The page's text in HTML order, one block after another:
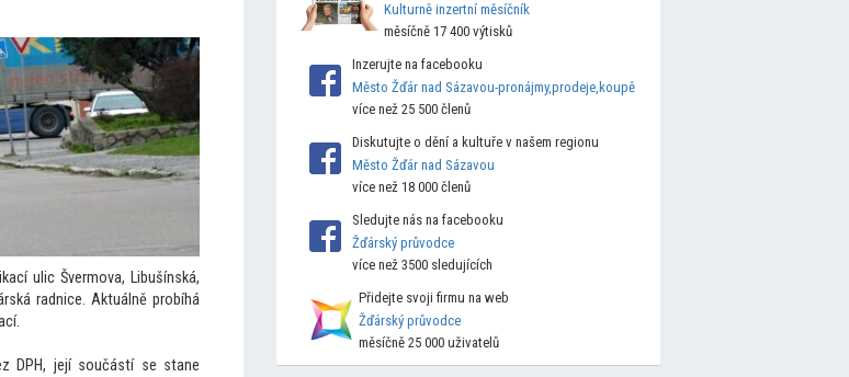
ulic Švermova, Libušínská,
radnice. Aktuálně probíhá
DPH, její součástí se stane
Kulturně inzertní měsíčník
měsíčně 17 400 výtisků
Inzerujte na facebooku
Město Žďár nad Sázavou-pronájmy,prodeje,koupě
více než 25 500 členů
Diskutujte o dění a kultuře v našem regionu
Město Žďár nad Sázavou
více než 18 000 členů
Sledujte nás na facebooku
Žďárský průvodce
více než 3500 sledujících
Přidejte svoji firmu na web
Žďárský průvodce
měsíčně 25 000 uživatelů